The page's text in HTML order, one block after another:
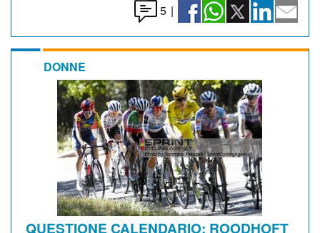
5 |
DONNE
QUESTIONE CALENDARIO: ROODHOFT